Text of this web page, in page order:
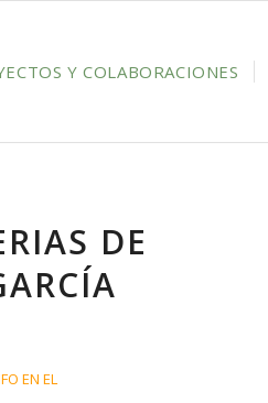
Y COLABORACIONES
DE
EN EL